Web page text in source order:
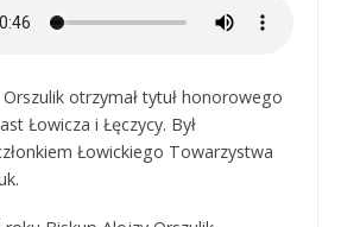
otrzymał tytuł honorowego
Łowicza i Łęczycy. Był
Łowickiego Towarzystwa